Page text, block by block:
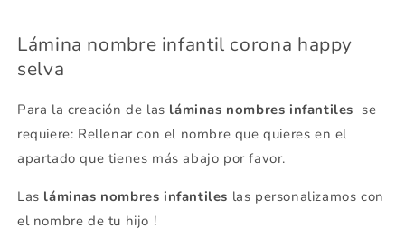
Lámina nombre infantil corona happy
selva
Para la creación de las láminas nombres infantiles se
requiere: Rellenar con el nombre que quieres en el
apartado que tienes más abajo por favor.
Las láminas nombres infantiles las personalizamos con
el nombre de tu hijo !